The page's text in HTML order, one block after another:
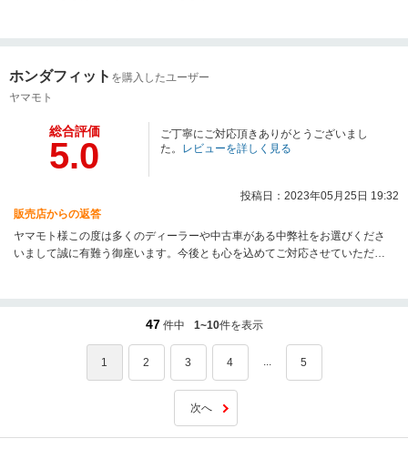
ホンダフィット を購入したユーザー
ヤマモト
総合評価
5.0
ご丁寧にご対応頂きありがとうございまし
た。 レビューを詳しく見る
投稿日：2023年05月25日 19:32
販売店からの返答
ヤマモト様この度は多くのディーラーや中古車がある中弊社をお選びくださ
いまして誠に有難う御座います。今後とも心を込めてご対応させていただき
47 件中 1~10件を表示
1 2 3 4 ... 5
次へ